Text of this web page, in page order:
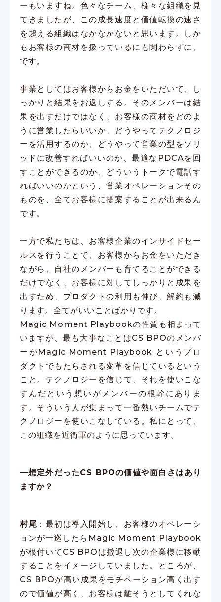
ーもいますね。色々なチーム、様々な組織を見
てきましたが、この成長速度と価値転換の速さ
を超える組織はなかなかないと思います。しか
もお客様の商材を扱っているにも関わらずに、
です。
事業としてはお客様からお金をいただいて、し
っかりと結果をお返しする。そのメンバーは結
果を出すだけではなく、お客様の商材をどのよ
うに営業したらいいか、どうやってテクノロジ
ーを活用するのか、どうやって営業の型をソリ
ッドに改善すればいいのか、最適なPDCAを回
すことができるのか、どういうトークで電話す
ればいいのかという、営業オペレーションその
ものを、全てお客様に提案することが出来るん
です。
一方で私たちは、お客様企業のインサイドセー
ルスを行うことで、お客様からお金をいただき
ながら、自社のメンバーも育てることができる
だけでなく、お客様に対してしっかりと成果を
出すため、プロダクトの利用も伸び、解約も減
ります。全てがいいことばかりです。
Magic Moment Playbookの性質も相まって
いますが、最も大事なことはCS BPOのメンバ
ーがMagic Moment Playbook というプロ
ダクトでもたらされる変革を信じているという
こと。テクノロジーを信じて、それを使いこな
すんだという想いがメンバーの根幹にありま
す。そういう人が集まって一番熱いチームでテ
クノロジーを使いこなしている。私にとって、
この組織を近衛軍のように思っています。
—想定外だったCS BPOの価値や面白さはあり
ますか？
村尾 ：最初は導入開始し、お客様のオペレーシ
ョンが一巡したらMagic Moment Playbook
が根付いてCS BPOは撤退し次の企業様に移動
することをイメージしていました。ところが、
CS BPOが高い成果をモチベーション高く出す
ので価値が高く、お客様は離そうとしてくれな